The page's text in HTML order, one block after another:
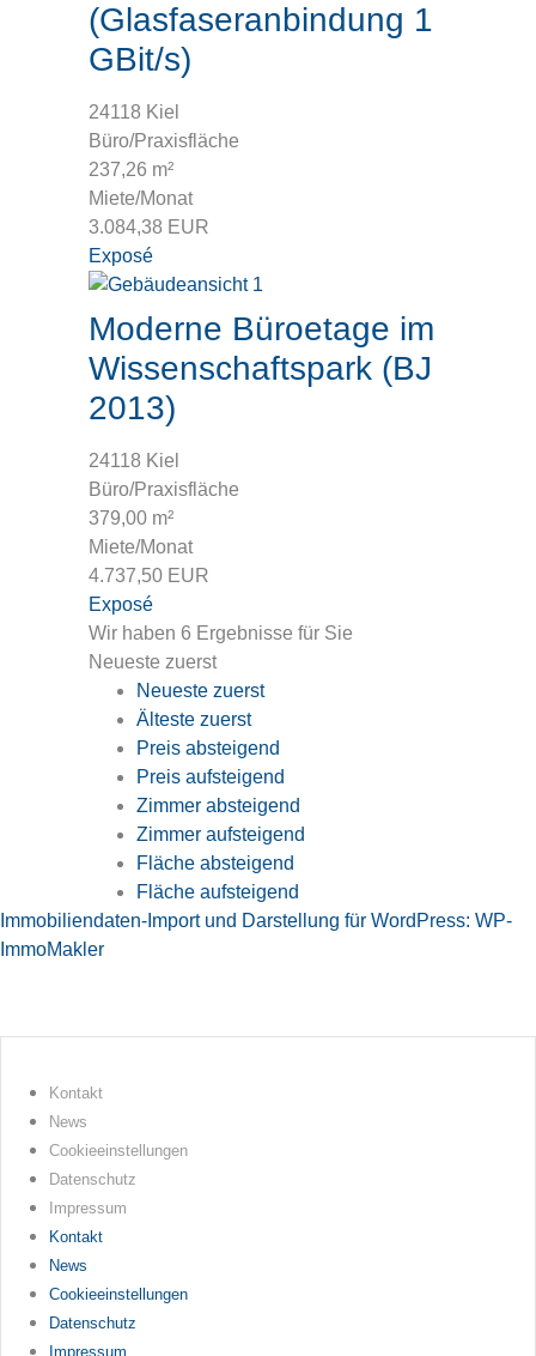
(Glasfaseranbindung 1
GBit/s)
24118 Kiel
Büro/Praxisfläche
237,26 m²
Miete/Monat
3.084,38 EUR
Exposé
Moderne Büroetage im
Wissenschaftspark (BJ
2013)
24118 Kiel
Büro/Praxisfläche
379,00 m²
Miete/Monat
4.737,50 EUR
Exposé
Wir haben 6 Ergebnisse für Sie
Neueste zuerst
Neueste zuerst
Älteste zuerst
Preis absteigend
Preis aufsteigend
Zimmer absteigend
Zimmer aufsteigend
Fläche absteigend
Fläche aufsteigend
Immobiliendaten-Import und Darstellung für WordPress: WP-
ImmoMakler
Kontakt
News
Cookieeinstellungen
Datenschutz
Impressum
Kontakt
News
Cookieeinstellungen
Datenschutz
Impressum